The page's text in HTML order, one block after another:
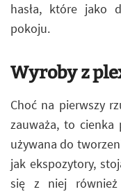
hasła, które jako
pokoju.
Wyroby z
Choć na pierwszy
zauważa, to cienka
używana do
jak ekspozytory,
się z niej również